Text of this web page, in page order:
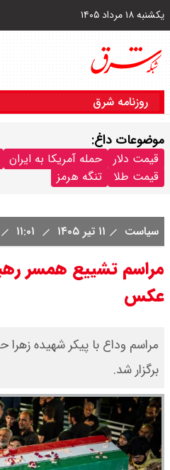
یکشنبه ۱۸ مرداد ۱۴۰۵
روزنامه شرق
موضوعات داغ:
قیمت دلار حمله آمریکا به ایران
قیمت طلا
تنگه هرمز
سیاست ۱۱ تیر ۱۴۰۵
مراسم تشییع همسر
عکس
مراسم وداع با پیکر شهیده
برگزار شد.